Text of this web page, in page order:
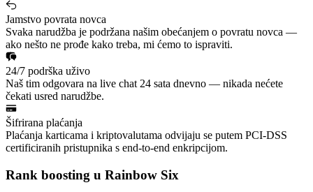
Jamstvo povrata novca
Svaka narudžba je podržana našim obećanjem o povratu novca —
ako nešto ne prođe kako treba, mi ćemo to ispraviti.
24/7 podrška uživo
Naš tim odgovara na live chat 24 sata dnevno — nikada nećete
čekati usred narudžbe.
Šifrirana plaćanja
Plaćanja karticama i kriptovalutama odvijaju se putem PCI-DSS
certificiranih pristupnika s end-to-end enkripcijom.
Rank boosting u Rainbow Six